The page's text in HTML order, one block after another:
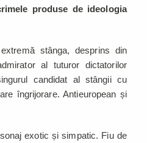
produse de ideologia
stânga, desprins din
al tuturor dictatorilor
candidat al stângii cu
îngrijorare. Antieuropean și
exotic și simpatic. Fiu de